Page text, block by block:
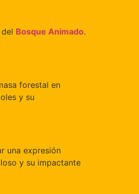
Bosque Animado.
forestal en
y su
una expresión
y su impactante